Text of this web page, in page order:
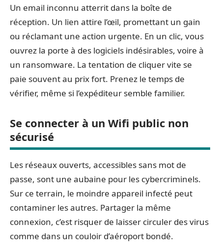
Un email inconnu atterrit dans la boîte de
réception. Un lien attire l’œil, promettant un gain
ou réclamant une action urgente. En un clic, vous
ouvrez la porte à des logiciels indésirables, voire à
un ransomware. La tentation de cliquer vite se
paie souvent au prix fort. Prenez le temps de
vérifier, même si l’expéditeur semble familier.
Se connecter à un Wifi public non
sécurisé
Les réseaux ouverts, accessibles sans mot de
passe, sont une aubaine pour les cybercriminels.
Sur ce terrain, le moindre appareil infecté peut
contaminer les autres. Partager la même
connexion, c’est risquer de laisser circuler des virus
comme dans un couloir d’aéroport bondé.